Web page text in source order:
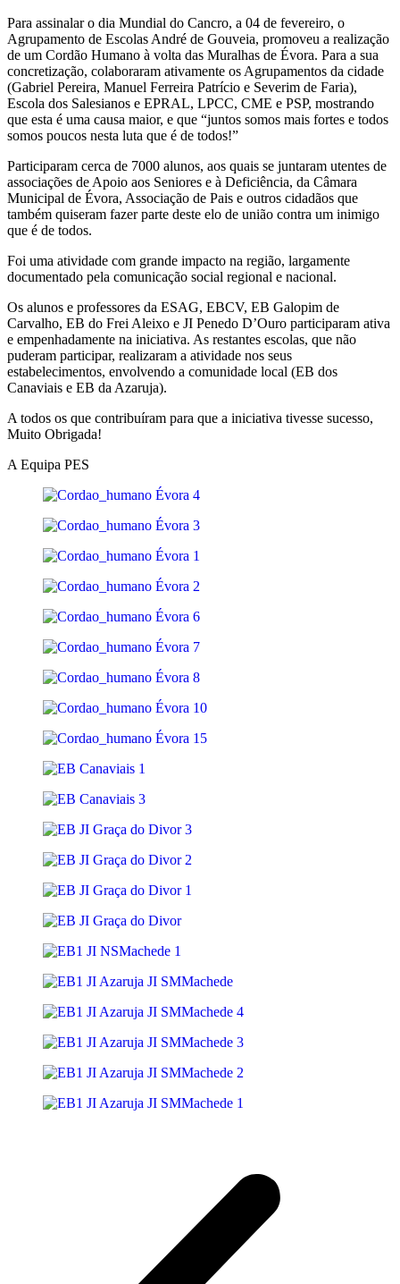
Para assinalar o dia Mundial do Cancro, a 04 de fevereiro, o
Agrupamento de Escolas André de Gouveia, promoveu a realização
de um Cordão Humano à volta das Muralhas de Évora. Para a sua
concretização, colaboraram ativamente os Agrupamentos da cidade
(Gabriel Pereira, Manuel Ferreira Patrício e Severim de Faria),
Escola dos Salesianos e EPRAL, LPCC, CME e PSP, mostrando
que esta é uma causa maior, e que “juntos somos mais fortes e todos
somos poucos nesta luta que é de todos!”
Participaram cerca de 7000 alunos, aos quais se juntaram utentes de
associações de Apoio aos Seniores e à Deficiência, da Câmara
Municipal de Évora, Associação de Pais e outros cidadãos que
também quiseram fazer parte deste elo de união contra um inimigo
que é de todos.
Foi uma atividade com grande impacto na região, largamente
documentado pela comunicação social regional e nacional.
Os alunos e professores da ESAG, EBCV, EB Galopim de
Carvalho, EB do Frei Aleixo e JI Penedo D’Ouro participaram ativa
e empenhadamente na iniciativa. As restantes escolas, que não
puderam participar, realizaram a atividade nos seus
estabelecimentos, envolvendo a comunidade local (EB dos
Canaviais e EB da Azaruja).
A todos os que contribuíram para que a iniciativa tivesse sucesso,
Muito Obrigada!
A Equipa PES